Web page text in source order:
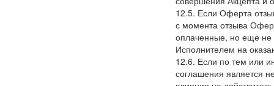
12.5. Если Оферта
с момента отзыва
оплаченные, но еще не
Исполнителем на
12.6. Если по тем или
соглашения является